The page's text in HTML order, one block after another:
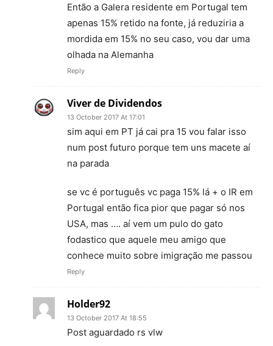
Então a Galera residente em Portugal tem
apenas 15% retido na fonte, já reduziria a
mordida em 15% no seu caso, vou dar uma
olhada na Alemanha
Reply
Viver de Dividendos
13 October 2017 At 17:01
sim aqui em PT já cai pra 15 vou falar isso
num post futuro porque tem uns macete aí
na parada
se vc é português vc paga 15% lá + o IR em
Portugal então fica pior que pagar só nos
USA, mas …. aí vem um pulo do gato
fodastico que aquele meu amigo que
conhece muito sobre imigração me passou
Reply
Holder92
13 October 2017 At 18:55
Post aguardado rs vlw